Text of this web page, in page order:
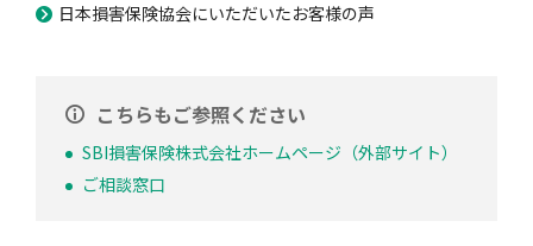
日本損害保険協会にいただいたお客様の声
こちらもご参照ください
SBI損害保険株式会社ホームページ（外部サイト）
ご相談窓口